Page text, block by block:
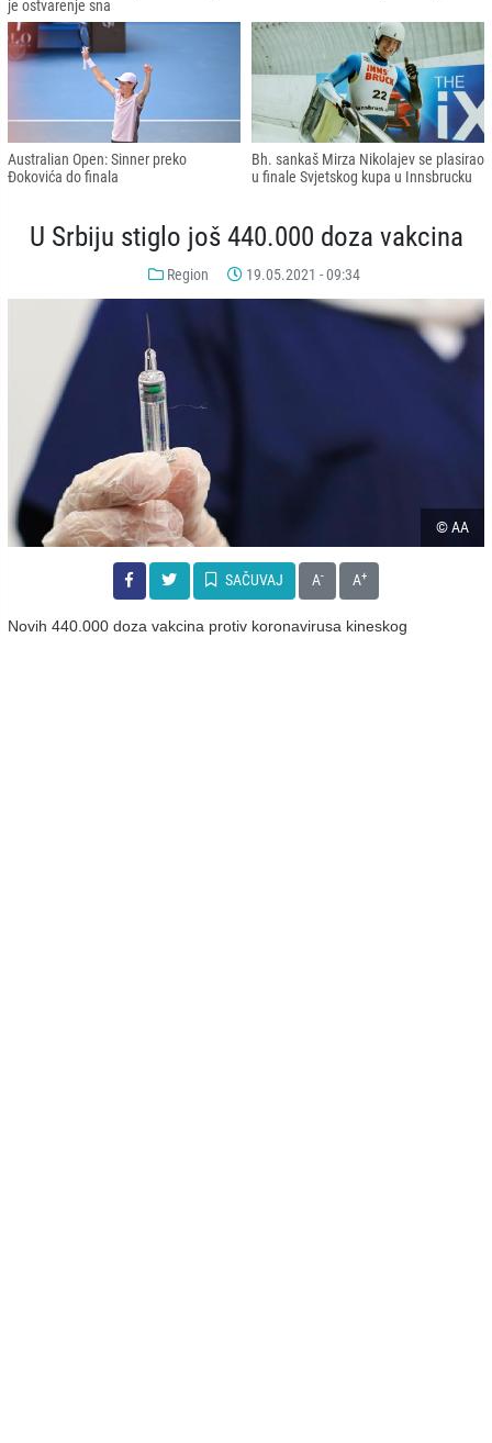
je ostvarenje sna
Australian Open: Sinner preko
Đokovića do finala
Bh. sankaš Mirza Nikolajev se plasirao
u finale Svjetskog kupa u Innsbrucku
U Srbiju stiglo još 440.000 doza vakcina
Region 19.05.2021 - 09:34
© AA
SAČUVAJ A- A+
Novih 440.000 doza vakcina protiv koronavirusa kineskog